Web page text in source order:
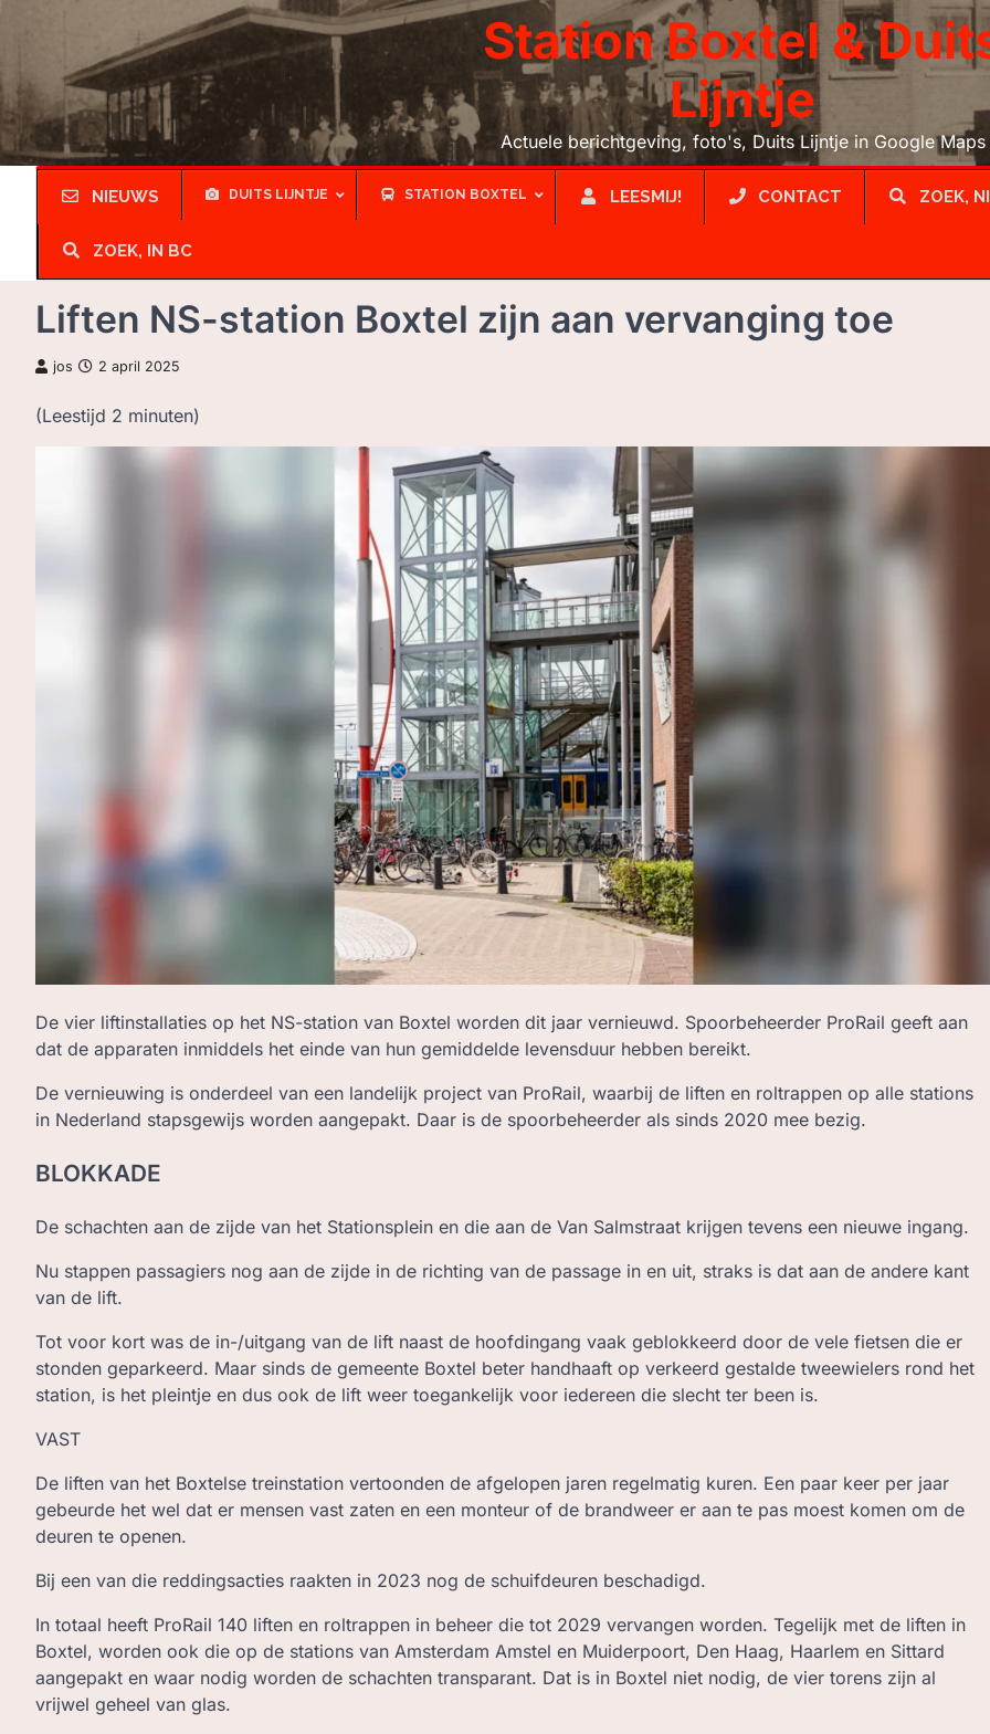
Station Boxtel &
Lijntje
Actuele berichtgeving, foto's, Duits Lijntje in Google Maps
NIEUWS DUITS LIJNTJE STATION BOXTEL LEESMIJ! CONTACT ZOEK,
ZOEK, IN BC
Liften NS-station Boxtel zijn aan vervanging toe
jos 2 april 2025
(Leestijd 2 minuten)
De vier liftinstallaties op het NS-station van Boxtel worden dit jaar vernieuwd. Spoorbeheerder ProRail geeft aan
dat de apparaten inmiddels het einde van hun gemiddelde levensduur hebben bereikt.
De vernieuwing is onderdeel van een landelijk project van ProRail, waarbij de liften en roltrappen op alle stations
in Nederland stapsgewijs worden aangepakt. Daar is de spoorbeheerder als sinds 2020 mee bezig.
BLOKKADE
De schachten aan de zijde van het Stationsplein en die aan de Van Salmstraat krijgen tevens een nieuwe ingang.
Nu stappen passagiers nog aan de zijde in de richting van de passage in en uit, straks is dat aan de andere kant
van de lift.
Tot voor kort was de in-/uitgang van de lift naast de hoofdingang vaak geblokkeerd door de vele fietsen die er
stonden geparkeerd. Maar sinds de gemeente Boxtel beter handhaaft op verkeerd gestalde tweewielers rond het
station, is het pleintje en dus ook de lift weer toegankelijk voor iedereen die slecht ter been is.
VAST
De liften van het Boxtelse treinstation vertoonden de afgelopen jaren regelmatig kuren. Een paar keer per jaar
gebeurde het wel dat er mensen vast zaten en een monteur of de brandweer er aan te pas moest komen om de
deuren te openen.
Bij een van die reddingsacties raakten in 2023 nog de schuifdeuren beschadigd.
In totaal heeft ProRail 140 liften en roltrappen in beheer die tot 2029 vervangen worden. Tegelijk met de liften in
Boxtel, worden ook die op de stations van Amsterdam Amstel en Muiderpoort, Den Haag, Haarlem en Sittard
aangepakt en waar nodig worden de schachten transparant. Dat is in Boxtel niet nodig, de vier torens zijn al
vrijwel geheel van glas.